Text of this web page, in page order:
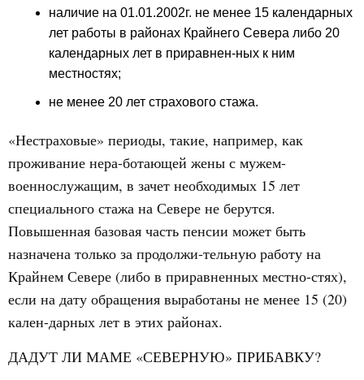
наличие на 01.01.2002г. не менее 15 календарных
лет работы в районах Крайнего Севера либо 20
календарных лет в приравнен-ных к ним
местностях;
не менее 20 лет страхового стажа.
«Нестраховые» периоды, такие, например, как
проживание нера-ботающей жены с мужем-
военнослужащим, в зачет необходимых 15 лет
специального стажа на Севере не берутся.
Повышенная базовая часть пенсии может быть
назначена только за продолжи-тельную работу на
Крайнем Севере (либо в приравненных местно-стях),
если на дату обращения выработаны не менее 15 (20)
кален-дарных лет в этих районах.
ДАДУТ ЛИ МАМЕ «СЕВЕРНУЮ» ПРИБАВКУ?